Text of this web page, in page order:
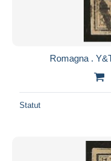
Romagna .
Statut